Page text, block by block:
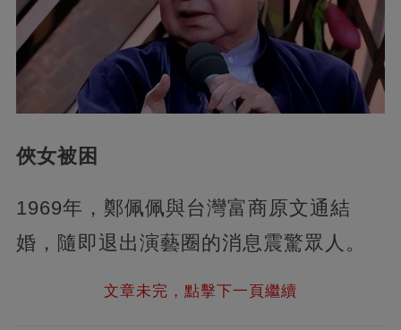
俠女被困
1969年，鄭佩佩與台灣富商原文通結
婚，隨即退出演藝圈的消息震驚眾人。
文章未完，點擊下一頁繼續